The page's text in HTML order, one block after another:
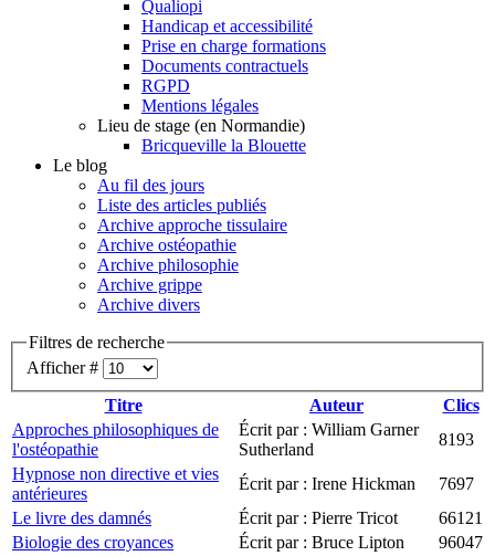
Qualiopi
Handicap et accessibilité
Prise en charge formations
Documents contractuels
RGPD
Mentions légales
Lieu de stage (en Normandie)
Bricqueville la Blouette
Le blog
Au fil des jours
Liste des articles publiés
Archive approche tissulaire
Archive ostéopathie
Archive philosophie
Archive grippe
Archive divers
Filtres de recherche
Afficher #
Titre
Auteur
Clics
Approches philosophiques de
l'ostéopathie
Écrit par : William Garner
Sutherland
8193
Hypnose non directive et vies
antérieures
Écrit par : Irene Hickman
7697
Le livre des damnés
Écrit par : Pierre Tricot
66121
Biologie des croyances
Écrit par : Bruce Lipton
96047